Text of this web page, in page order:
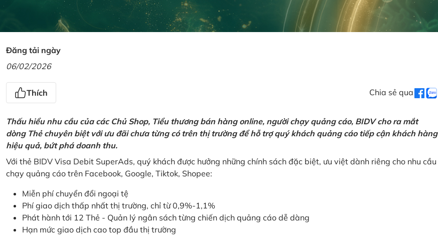
Đăng tải ngày
06/02/2026
Thích Chia sẻ qua
Thấu hiểu nhu cầu của các Chủ Shop, Tiểu thương bán hàng online, người chạy quảng cáo, BIDV cho ra mắt
dòng Thẻ chuyên biệt với ưu đãi chưa từng có trên thị trường để hỗ trợ quý khách quảng cáo tiếp cận khách hàng
hiệu quả, bứt phá doanh thu.
Với thẻ BIDV Visa Debit SuperAds, quý khách được hưởng những chính sách đặc biệt, ưu việt dành riêng cho nhu cầu
chạy quảng cáo trên Facebook, Google, Tiktok, Shopee:
Miễn phí chuyển đổi ngoại tệ
Phí giao dịch thấp nhất thị trường, chỉ từ 0,9%-1,1%
Phát hành tới 12 Thẻ - Quản lý ngân sách từng chiến dịch quảng cáo dễ dàng
Hạn mức giao dịch cao top đầu thị trường